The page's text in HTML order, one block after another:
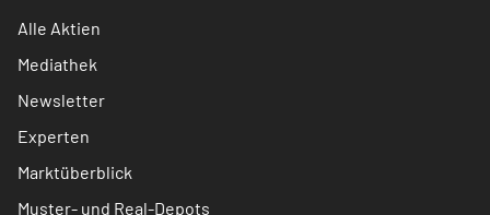
Alle Aktien
Mediathek
Newsletter
Experten
Marktüberblick
Muster- und Real-Depots